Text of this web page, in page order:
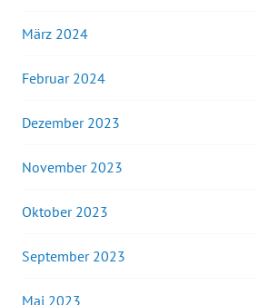
März 2024
Februar 2024
Dezember 2023
November 2023
Oktober 2023
September 2023
Mai 2023